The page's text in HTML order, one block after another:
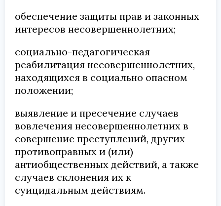
обеспечение защиты прав и законных
интересов несовершеннолетних;
социально-педагогическая
реабилитация несовершеннолетних,
находящихся в социально опасном
положении;
выявление и пресечение случаев
вовлечения несовершеннолетних в
совершение преступлений, других
противоправных и (или)
антиобщественных действий, а также
случаев склонения их к
суицидальным действиям.